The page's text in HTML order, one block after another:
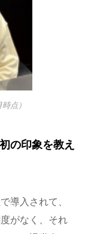
点）
の印象を教え
導入されて、
がなく、それ